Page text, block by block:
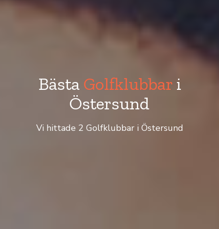
Bästa Golfklubbari
Östersund
Vi hittade 2 Golfklubbar i Östersund